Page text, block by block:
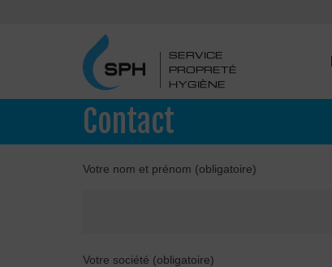
Contact
Votre nom et prénom (obligatoire)
Votre société (obligatoire)